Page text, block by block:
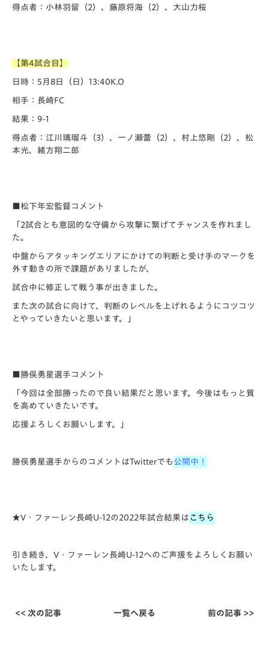
得点者：小林羽留（2）、藤原将海（2）、大山力桜
【第4試合目】
日時：5月8日（日）13:40K.O
相手：長崎FC
結果：9-1
得点者：江川璃瑠斗（3）、一ノ瀬蕾（2）、村上悠剛（2）、松
本光、緒方翔二郎
■松下年宏監督コメント
「2試合とも意図的な守備から攻撃に繋げてチャンスを作れまし
た。
中盤からアタッキングエリアにかけての判断と受け手のマークを
外す動きの所で課題がありましたが、
試合中に修正して戦う事が出きました。
また次の試合に向けて、 判断のレベルを上げれるようにコツコツ
とやっていきたいと思いま す。」
■勝俣勇星選手コメント
「今回は全部勝ったので良い結果だと思います。今後はもっと質
を高めていきたいです。
応援よろしくお願いします。」
勝俣勇星選手からのコメントはTwitterでも 公開中！
★V・ファーレン長崎U-12の2022年試合結果は こちら
引き続き、V・ファーレン長崎U-12へのご声援をよろしくお願い
いたします。
<< 次の記事 一覧へ戻る 前の記事 >>